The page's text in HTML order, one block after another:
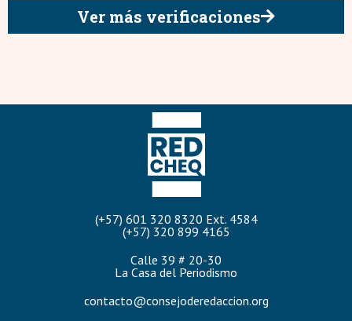
Ver más verificaciones
(+57) 601 320 8320 Ext. 4584
(+57) 320 899 4165
Calle 39 # 20-30
La Casa del Periodismo
contacto@consejoderedaccion.org